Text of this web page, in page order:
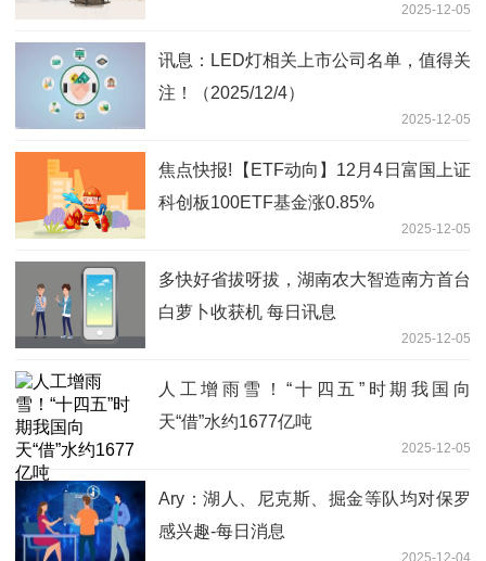
2025-12-05
讯息：LED灯相关上市公司名单，值得关
注！（2025/12/4）
2025-12-05
焦点快报!【ETF动向】12月4日富国上证
科创板100ETF基金涨0.85%
2025-12-05
多快好省拔呀拔，湖南农大智造南方首台
白萝卜收获机 每日讯息
2025-12-05
人工增雨雪！“十四五”时期我国向
天“借”水约1677亿吨
2025-12-05
Ary：湖人、尼克斯、掘金等队均对保罗
感兴趣-每日消息
2025-12-04